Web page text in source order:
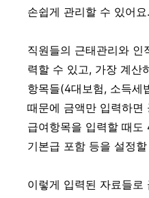
손쉽게 관리할 수 있어요.
직원들의 근태관리와 인
력할 수 있고, 가장 계산
항목들(4대보험, 소득세
때문에 금액만 입력하면
급여항목을 입력할 때도
기본급 포함 등을 설정
이렇게 입력된 자료들로